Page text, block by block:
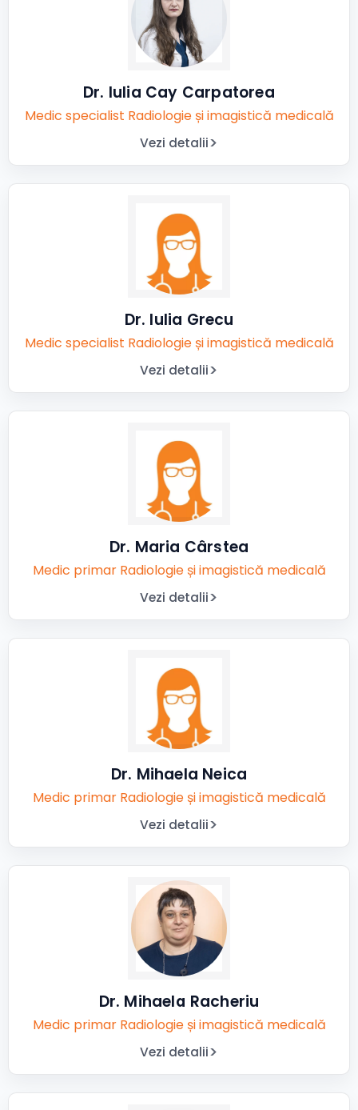
Dr. Iulia Cay Carpatorea
Medic specialist Radiologie și imagistică medicală
Vezi detalii
Dr. Iulia Grecu
Medic specialist Radiologie și imagistică medicală
Vezi detalii
Dr. Maria Cârstea
Medic primar Radiologie și imagistică medicală
Vezi detalii
Dr. Mihaela Neica
Medic primar Radiologie și imagistică medicală
Vezi detalii
Dr. Mihaela Racheriu
Medic primar Radiologie și imagistică medicală
Vezi detalii